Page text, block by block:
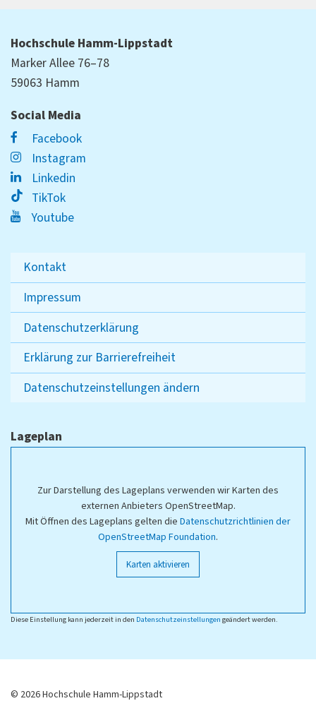
Hochschule Hamm-Lippstadt
Marker Allee 76–78
59063 Hamm
Social Media
Facebook
Instagram
Linkedin
TikTok
Youtube
Kontakt
Impressum
Datenschutzerklärung
Erklärung zur Barrierefreiheit
Datenschutzeinstellungen ändern
Lageplan
Zur Darstellung des Lageplans verwenden wir Karten des
externen Anbieters OpenStreetMap.
Mit Öffnen des Lageplans gelten die Datenschutzrichtlinien der
OpenStreetMap Foundation.
Karten aktivieren
Diese Einstellung kann jederzeit in den Datenschutzeinstellungen geändert werden.
© 2026 Hochschule Hamm-Lippstadt